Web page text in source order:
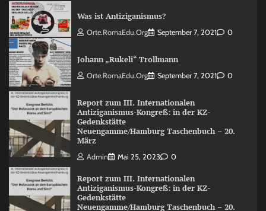
Was ist Antiziganismus?
Orte.RomaEdu.org September 7, 2021 0
Johann „Rukeli“ Trollmann
Orte.RomaEdu.org September 7, 2021 0
Report zum III. Internationalen
Antiziganismus-Kongreß: in der KZ-
Gedenkstätte
Neuengamme/Hamburg Taschenbuch – 20.
März
Admin Mai 25, 2023 0
Report zum III. Internationalen
Antiziganismus-Kongreß: in der KZ-
Gedenkstätte
Neuengamme/Hamburg Taschenbuch – 20.